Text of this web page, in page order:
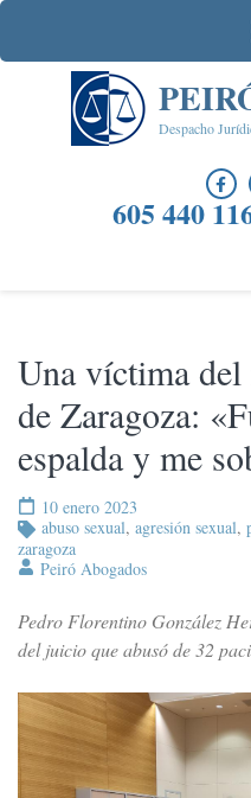
Saltar
contenido
Despacho
605 440
Una víctima del
de Zaragoza:
espalda y me
10 enero 2023
abuso sexual, agresión sexual,
zaragoza
Peiró Abogados
Pedro Florentino González
del juicio que abusó de 32